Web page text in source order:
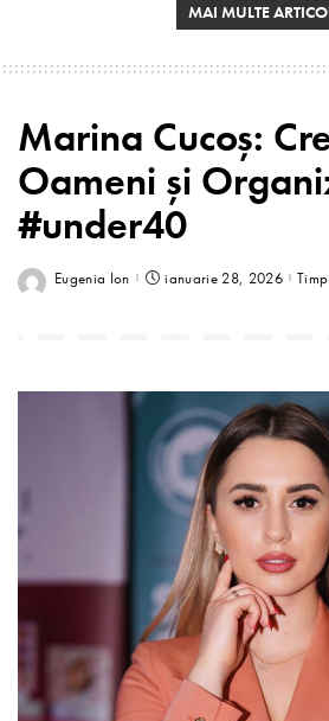
MAI MULTE
Marina Cucoș:
Oameni și
#under40
Eugenia Ion ianuarie 28, 2026